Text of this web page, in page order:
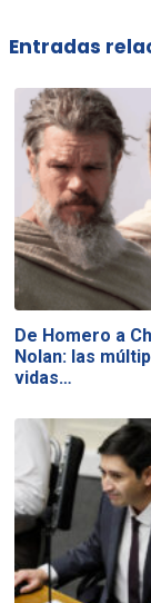
Entradas
De Homero a
Nolan: las
vidas…